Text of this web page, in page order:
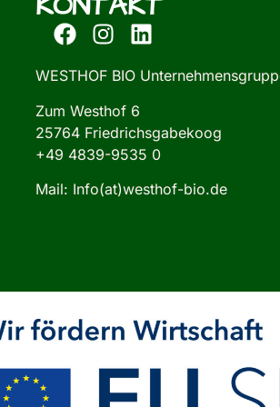
WESTHOF BIO
Zum Westhof 6
25764 Friedrichsgabekoog
+49 4839-9535 0
Mail: Info(at)westhof-bio.de